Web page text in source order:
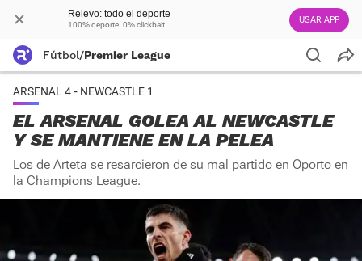
Relevo: todo el deporte
100% deporte. 0% clickbait USAR APP
Fútbol/Premier League
ARSENAL 4 - NEWCASTLE 1
EL ARSENAL GOLEA AL NEWCASTLE
Y SE MANTIENE EN LA PELEA
Los de Arteta se resarcieron de su mal partido en Oporto en
la Champions League.